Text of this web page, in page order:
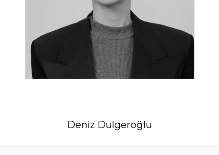
Deniz Dülgeroğlu